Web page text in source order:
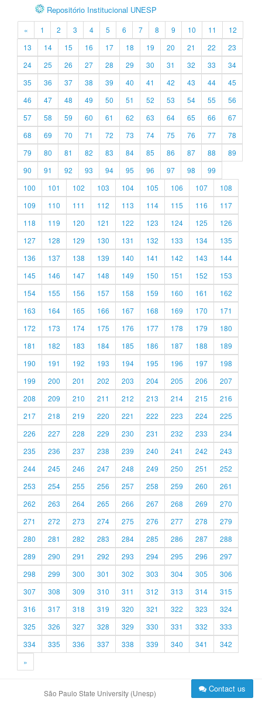
Repositório Institucional UNESP
« 1 2 3 4 5 6 7 8 9 10 11
12
13
14 15 16 17 18 19 20 21 22
23
24
25 26 27 28 29 30 31 32 33
34
35
36 37 38 39 40 41 42 43 44
45
46
47 48 49 50 51 52 53 54 55
56
57
58 59 60 61 62 63 64 65 66
67
68
69 70 71 72 73 74 75 76 77
78
79
80 81 82 83 84 85 86 87 88
89
90
91 92 93 94 95 96 97 98
99
100
101 102 103 104 105 106 107
108
109
110 111 112 113 114 115 116
117
118
119 120 121 122 123 124 125
126
127
128 129 130 131 132 133 134
135
136
137 138 139 140 141 142 143
144
145
146 147 148 149 150 151 152
153
154
155 156 157 158 159 160 161
162
163
164 165 166 167 168 169 170
171
172
173 174 175 176 177 178 179
180
181
182 183 184 185 186 187 188
189
190
191 192 193 194 195 196 197
198
199
200 201 202 203 204 205 206
207
208
209 210 211 212 213 214 215
216
217
218 219 220 221 222 223 224
225
226
227 228 229 230 231 232 233
234
235
236 237 238 239 240 241 242
243
244
245 246 247 248 249 250 251
252
253
254 255 256 257 258 259 260
261
262
263 264 265 266 267 268 269
270
271
272 273 274 275 276 277 278
279
280
281 282 283 284 285 286 287
288
289
290 291 292 293 294 295 296
297
298
299 300 301 302 303 304 305
306
307
308 309 310 311 312 313 314
315
316
317 318 319 320 321 322 323
324
325
326 327 328 329 330 331 332
333
334
335 336 337 338 339 340 341
342
»
São Paulo State University (Unesp) Contact us